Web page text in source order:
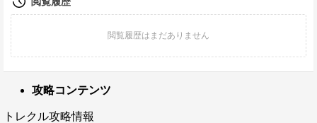
攻略コンテンツ
トレクル攻略情報